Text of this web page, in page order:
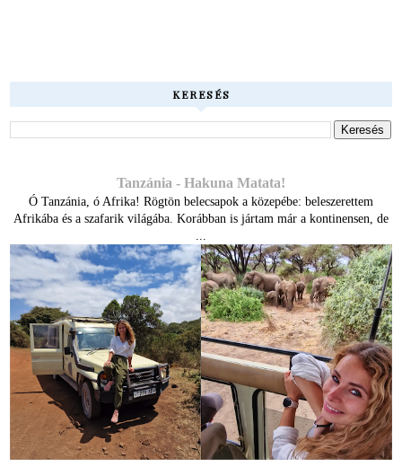
KERESÉS
Tanzánia - Hakuna Matata!
Ó Tanzánia, ó Afrika! Rögtön belecsapok a közepébe: beleszerettem
Afrikába és a szafarik világába. Korábban is jártam már a kontinensen, de
...